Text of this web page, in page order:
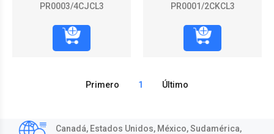
PR0003/4CJCL3
PR0001/2CKCL3
Primero 1 Último
Canadá, Estados Unidos, México, Sudamérica,